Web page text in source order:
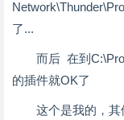
了...
而后 在到
的插件就OK了
这个是我的，